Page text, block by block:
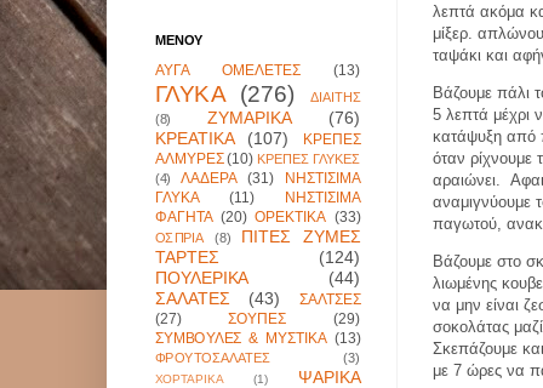
λεπτά ακόμα
μίξερ.
ταψάκι και
Βάζουμε πάλι
5 λεπτά μέχρι
κατάψυξη από
όταν ρίχνουμε
αραιώνει.
αναμιγνύουμε
παγωτού,
Βάζουμε στο
λιωμένης
να μην είναι
σοκολάτας
Σκεπάζουμε
με 7 ώρες να
ΜΕΝΟΥ
ΑΥΓΑ ΟΜΕΛΕΤΕΣ (13)
ΓΛΥΚΑ (276)
ΔΙΑΙΤΗΣ
(8)
ΖΥΜΑΡΙΚΑ
(76)
ΚΡΕΑΤΙΚΑ
(107)
ΚΡΕΠΕΣ
ΑΛΜΥΡΕΣ (10) ΚΡΕΠΕΣ ΓΛΥΚΕΣ
(4)
ΛΑΔΕΡΑ (31)
ΝΗΣΤΙΣΙΜΑ
ΓΛΥΚΑ
(11)
ΝΗΣΤΙΣΙΜΑ
ΦΑΓΗΤΑ (20) ΟΡΕΚΤΙΚΑ (33)
ΟΣΠΡΙΑ (8)
ΠΙΤΕΣ ΖΥΜΕΣ
ΤΑΡΤΕΣ
(124)
ΠΟΥΛΕΡΙΚΑ
(44)
ΣΑΛΑΤΕΣ
(43)
ΣΑΛΤΣΕΣ
(27)
ΣΟΥΠΕΣ
(29)
ΣΥΜΒΟΥΛΕΣ & ΜΥΣΤΙΚΑ (13)
ΦΡΟΥΤΟΣΑΛΑΤΕΣ (3)
ΧΟΡΤΑΡΙΚΑ (1)
ΨΑΡΙΚΑ